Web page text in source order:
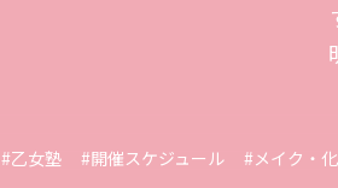
#乙女塾 #開催スケジュール #メイク・